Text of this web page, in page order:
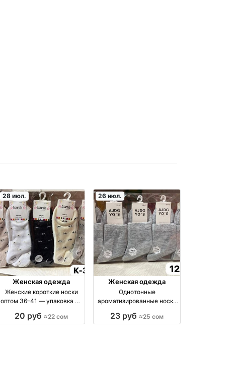
28 июл.
Женская одежда
Женские короткие носки
оптом 36–41 — упаковка 10
20 руб ≈22 сом
26 июл.
Женская одежда
Однотонные
ароматизированные носки
размеры 36–45 оптом
23 руб ≈25 сом